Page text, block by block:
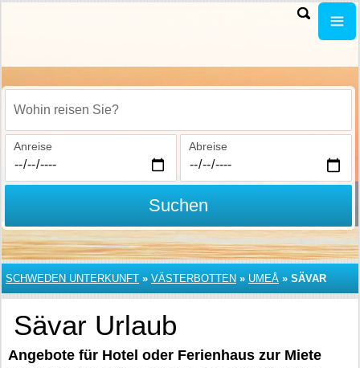
Wohin reisen Sie?
Anreise Abreise
Suchen
SCHWEDEN UNTERKUNFT » VÄSTERBOTTEN » UMEÅ » SÄVAR
Sävar Urlaub
Angebote für Hotel oder Ferienhaus zur Miete